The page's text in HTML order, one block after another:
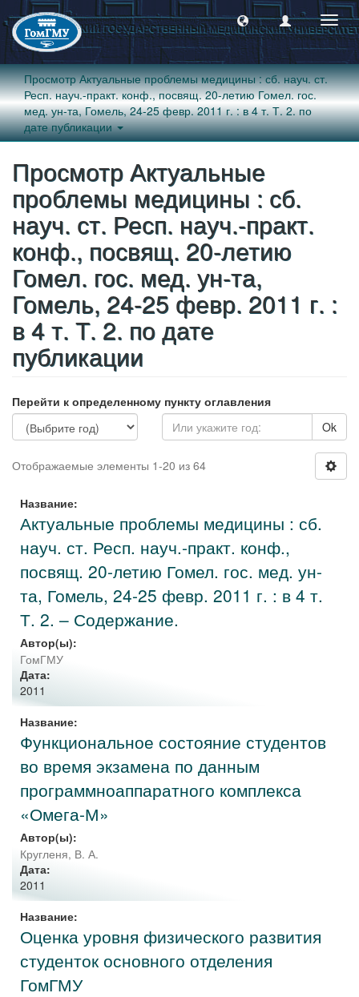
Просмотр Актуальные проблемы медицины : сб. науч. ст.
Респ. науч.-практ. конф., посвящ. 20-летию Гомел. гос.
мед. ун-та, Гомель, 24-25 февр. 2011 г. : в 4 т. Т. 2. по
дате публикации
Просмотр Актуальные
проблемы медицины : сб.
науч. ст. Респ. науч.-практ.
конф., посвящ. 20-летию
Гомел. гос. мед. ун-та,
Гомель, 24-25 февр. 2011 г. :
в 4 т. Т. 2. по дате
публикации
Перейти к определенному пункту оглавления
Ok
Отображаемые элементы 1-20 из 64
Название:
Актуальные проблемы медицины : сб.
науч. ст. Респ. науч.-практ. конф.,
посвящ. 20-летию Гомел. гос. мед. ун-
та, Гомель, 24-25 февр. 2011 г. : в 4 т.
Т. 2. – Содержание.
Автор(ы):
ГомГМУ
Дата:
2011
Название:
Функциональное состояние студентов
во время экзамена по данным
программноаппаратного комплекса
«Омега-М»
Автор(ы):
Кругленя, В. А.
Дата:
2011
Название:
Оценка уровня физического развития
студенток основного отделения
ГомГМУ